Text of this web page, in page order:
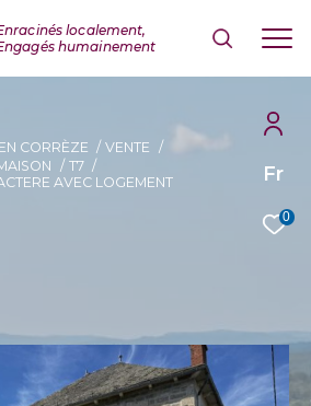
Fr
0
CORRÈZE
VENTE
T7
AVEC LOGEMENT